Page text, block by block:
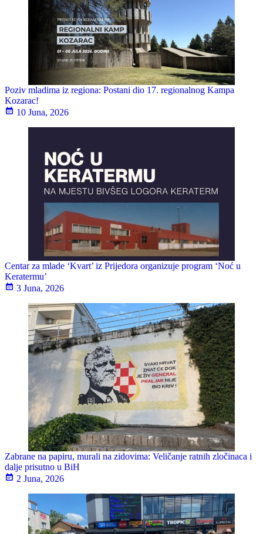
Poziv mladima iz regiona: Postani dio 17. regionalnog Kampa
Kozarac!
10 Juna, 2026
Centar za mlade ‘Kvart’ iz Prijedora organizuje program ‘Noć u
Keratermu’
3 Juna, 2026
Zabrane na papiru, murali na zidovima: Veličanje ratnih zločinaca i
dalje prisutno u BiH
2 Juna, 2026